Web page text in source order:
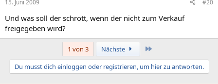
15. Juni 2009 #20
Und was soll der schrott, wenn der nicht zum Verkauf
freigegeben wird?
1 von 3 Nächste
Du musst dich einloggen oder registrieren, um hier zu antworten.